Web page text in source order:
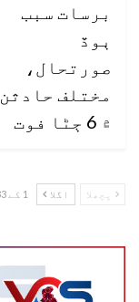
برسات سبب
ٻوڏ
صورتحال،
مختلف حادثن
۾ 6 ڄڻا فوت
پچھلا اگلا 1 کے 2,633